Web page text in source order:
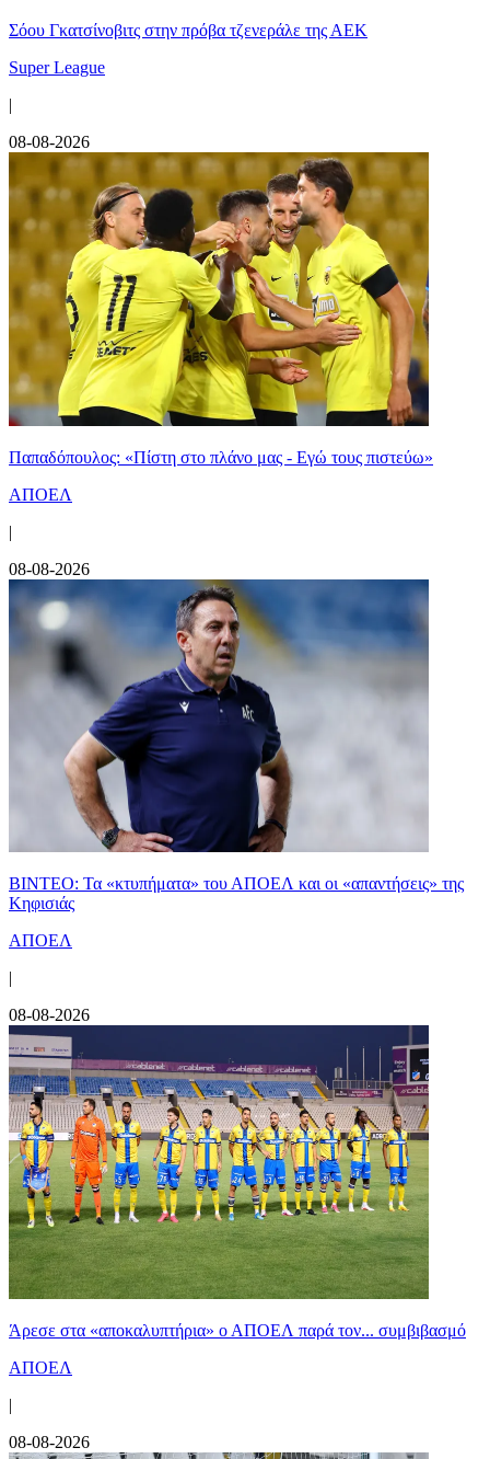
Σόου Γκατσίνοβιτς στην πρόβα τζενεράλε της ΑΕΚ
Super League
|
08-08-2026
Παπαδόπουλος: «Πίστη στο πλάνο μας - Εγώ τους πιστεύω»
ΑΠΟΕΛ
|
08-08-2026
ΒΙΝΤΕΟ: Τα «κτυπήματα» του ΑΠΟΕΛ και οι «απαντήσεις» της
Κηφισιάς
ΑΠΟΕΛ
|
08-08-2026
Άρεσε στα «αποκαλυπτήρια» ο ΑΠΟΕΛ παρά τον... συμβιβασμό
ΑΠΟΕΛ
|
08-08-2026